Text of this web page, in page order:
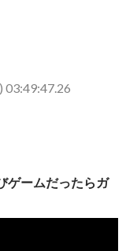
03:49:47.26
ゲームだったらガ